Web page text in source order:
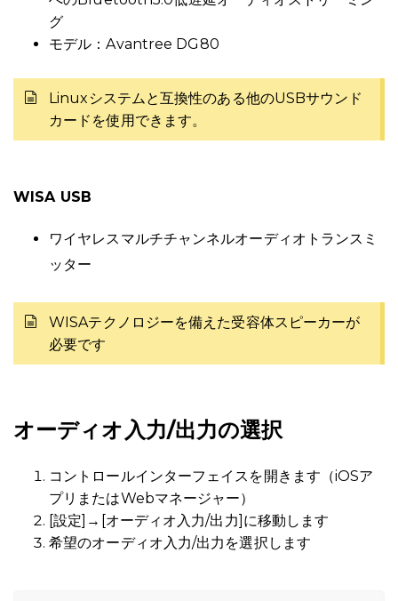
グ
モデル：Avantree DG80
Linuxシステムと互換性のある他のUSBサウンド
カードを使用できます。
WISA USB
ワイヤレスマルチチャンネルオーディオトランスミ
ッター
WISAテクノロジーを備えた受容体スピーカーが
必要です
オーディオ入力/出力の選択
コントロールインターフェイスを開きます（iOSア
プリまたはWebマネージャー）
[設定]→[オーディオ入力/出力]に移動します
希望のオーディオ入力/出力を選択します